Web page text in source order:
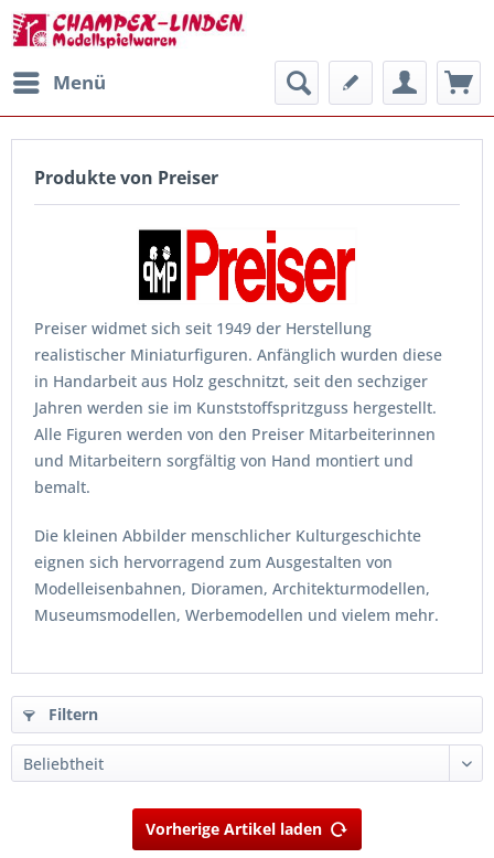
Menü
Produkte von Preiser
Preiser widmet sich seit 1949 der Herstellung
realistischer Miniaturfiguren. Anfänglich wurden diese
in Handarbeit aus Holz geschnitzt, seit den sechziger
Jahren werden sie im Kunststoffspritzguss hergestellt.
Alle Figuren werden von den Preiser Mitarbeiterinnen
und Mitarbeitern sorgfältig von Hand montiert und
bemalt.
Die kleinen Abbilder menschlicher Kulturgeschichte
eignen sich hervorragend zum Ausgestalten von
Modelleisenbahnen, Dioramen, Architekturmodellen,
Museumsmodellen, Werbemodellen und vielem mehr.
Filtern
Vorherige Artikel laden